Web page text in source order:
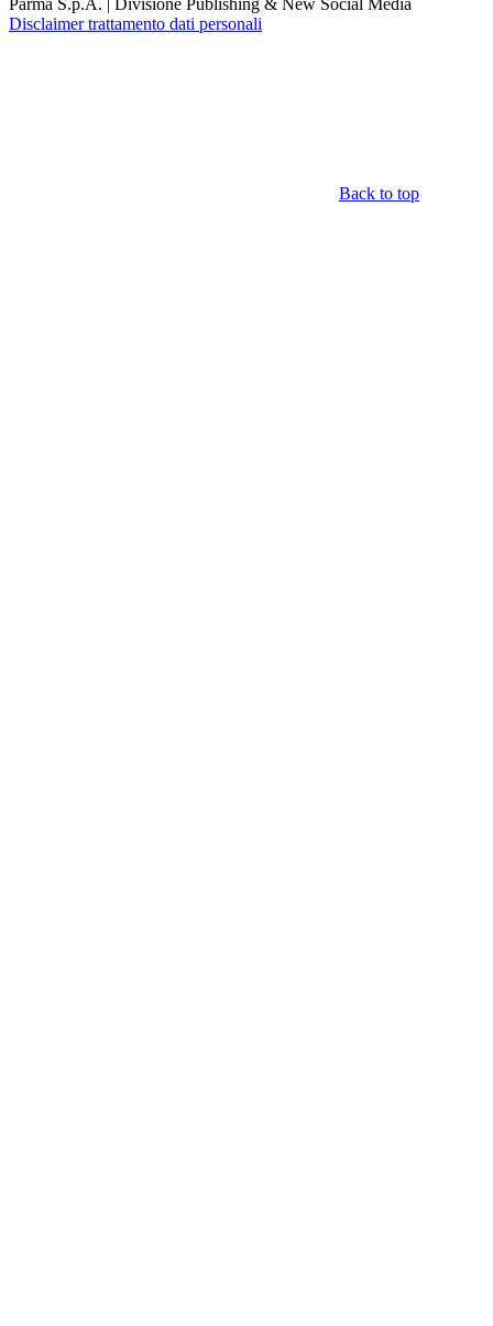
Parma S.p.A. | Divisione Publishing & New Social Media
Disclaimer trattamento dati personali
Back to top